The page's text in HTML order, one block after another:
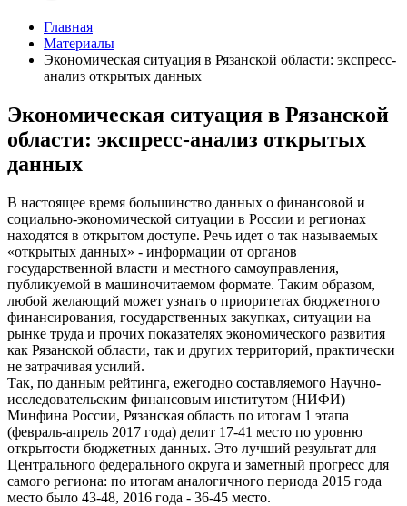
Главная
Материалы
Экономическая ситуация в Рязанской области: экспресс-
анализ открытых данных
Экономическая ситуация в Рязанской
области: экспресс-анализ открытых
данных
В настоящее время большинство данных о финансовой и
социально-экономической ситуации в России и регионах
находятся в открытом доступе. Речь идет о так называемых
«открытых данных» - информации от органов
государственной власти и местного самоуправления,
публикуемой в машиночитаемом формате. Таким образом,
любой желающий может узнать о приоритетах бюджетного
финансирования, государственных закупках, ситуации на
рынке труда и прочих показателях экономического развития
как Рязанской области, так и других территорий, практически
не затрачивая усилий.
Так, по данным рейтинга, ежегодно составляемого Научно-
исследовательским финансовым институтом (НИФИ)
Минфина России, Рязанская область по итогам 1 этапа
(февраль-апрель 2017 года) делит 17-41 место по уровню
открытости бюджетных данных. Это лучший результат для
Центрального федерального округа и заметный прогресс для
самого региона: по итогам аналогичного периода 2015 года
место было 43-48, 2016 года - 36-45 место.